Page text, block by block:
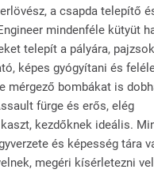
a csapda telepítő
mindenféle kütyüt
telepít a pályára,
képes gyógyítani és
mérgező bombákat is
fürge és erős, elég
kezdőknek ideális.
és képesség tára
megéri kísérletezni